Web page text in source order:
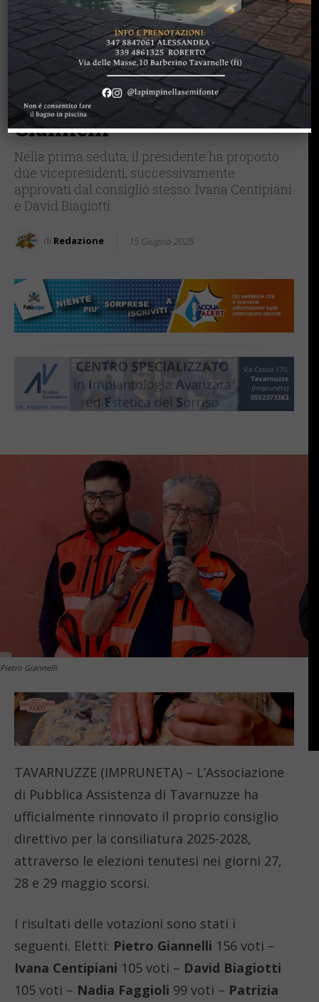
La Pubblica Assistenza di
Tavarnuzze rinnova il
consiglio direttivo 2025-28:
confermato il presidente
Giannelli
Nella prima seduta, il presidente ha proposto
due vicepresidenti, successivamente
approvati dal consiglio stesso: Ivana Centipiani
e David Biagiotti
di Redazione 15 Giugno 2025
Pietro Giannelli
TAVARNUZZE (IMPRUNETA) – L’Associazione
di Pubblica Assistenza di Tavarnuzze ha
ufficialmente rinnovato il proprio consiglio
direttivo per la consiliatura 2025-2028,
attraverso le elezioni tenutesi nei giorni 27,
28 e 29 maggio scorsi.
I risultati delle votazioni sono stati i
seguenti. Eletti: Pietro Giannelli 156 voti –
Ivana Centipiani 105 voti – David Biagiotti
105 voti – Nadia Faggioli 99 voti – Patrizia